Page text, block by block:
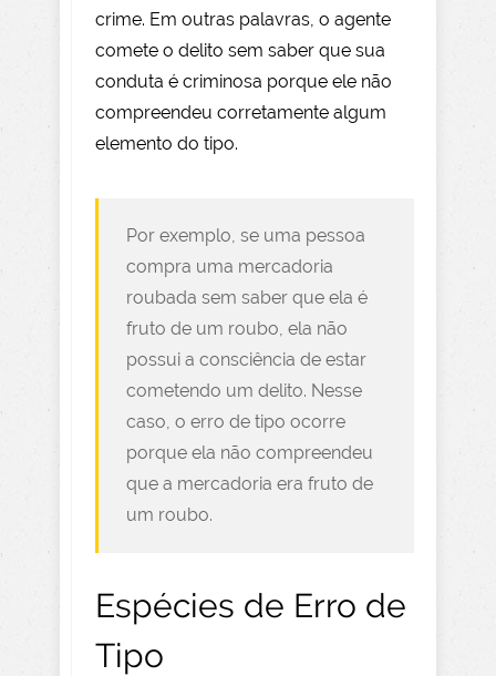
crime. Em outras palavras, o agente
comete o delito sem saber que sua
conduta é criminosa porque ele não
compreendeu corretamente algum
elemento do tipo.
Por exemplo, se uma pessoa
compra uma mercadoria
roubada sem saber que ela é
fruto de um roubo, ela não
possui a consciência de estar
cometendo um delito. Nesse
caso, o erro de tipo ocorre
porque ela não compreendeu
que a mercadoria era fruto de
um roubo.
Espécies de Erro de
Tipo